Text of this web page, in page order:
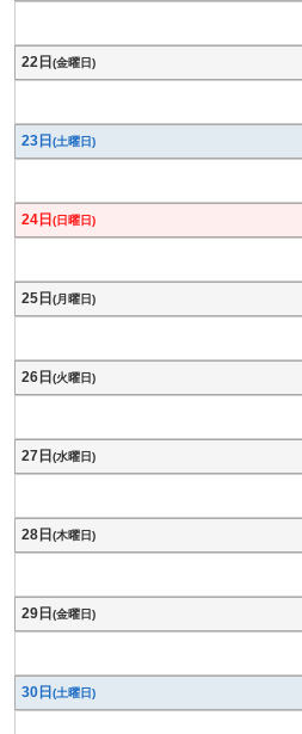
22日 (金曜日)
23日 (土曜日)
24日 (日曜日)
25日 (月曜日)
26日 (火曜日)
27日 (水曜日)
28日 (木曜日)
29日 (金曜日)
30日 (土曜日)